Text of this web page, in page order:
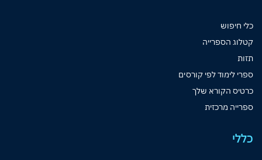
כלי חיפוש
קטלוג הספרייה
תזות
ספרי לימוד לפי קורסים
כרטיס הקורא שלך
ספרייה מרכזית
כללי